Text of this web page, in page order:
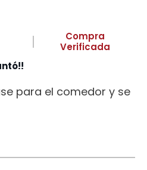
Compra
Verificada
para el comedor y se